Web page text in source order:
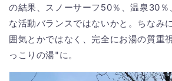
の結果、スノーサーフ50％、温泉30
な活動バランスではないかと。ちなみ
囲気とかではなく、完全にお湯の質重
っこりの湯"に。